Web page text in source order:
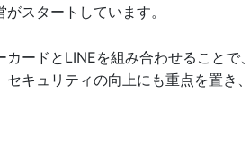
スタートしています。
ードとLINEを組み合わせることで
キュリティの向上にも重点を置き